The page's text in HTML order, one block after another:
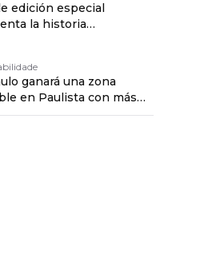
edición especial
la historia
ganará una zona
en Paulista con más
árboles